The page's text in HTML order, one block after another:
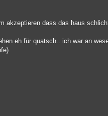
akzeptieren dass das haus
eh für quatsch.. ich war an